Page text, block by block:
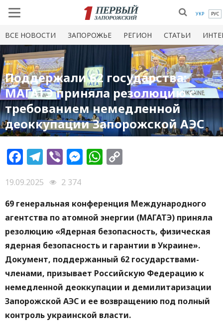
УКР РУС
ВСЕ НОВОСТИ ЗАПОРОЖЬЕ РЕГИОН СТАТЬИ
Поддержали 62 государства:
МАГАТЭ приняла резолюцию с
требованием немедленной
деоккупации Запорожской АЭС
Facebook
Telegram
ViberMessenger
WhatsApp
19.09.2025
2 374
69 генеральная конференция Международного
агентства по атомной энергии (МАГАТЭ) приняла
резолюцию «Ядерная безопасность, физическая
ядерная безопасность и гарантии в Украине».
Документ, поддержанный 62 государствами-
членами, призывает Российскую Федерацию к
немедленной деоккупации и демилитаризации
Запорожской АЭС и ее возвращению под полный
контроль украинской власти.